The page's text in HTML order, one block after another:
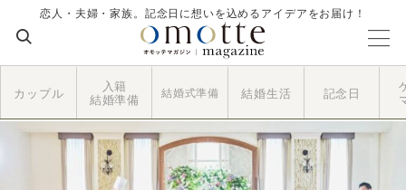
恋人・夫婦・家族。記念日に想いを込めるアイデアをお届け！
カップル
入籍
結婚準備
結婚式準備 結婚生活 記念日